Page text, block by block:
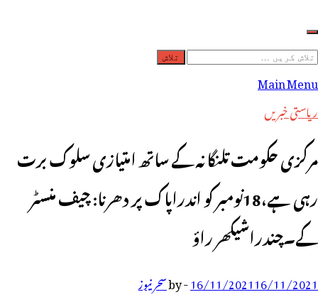
تلاش
کریں
برائے:
Main Menu
ریاستی خبریں
مرکزی حکومت تلنگانہ کے ساتھ امتیازی سلوک برت
رہی ہے،18نومبر کو اندراپاک پر دھرنا: چیف منسٹر
کے۔چندراشیکھر راؤ
16/11/202116/11/2021
-
byسحر نیوز